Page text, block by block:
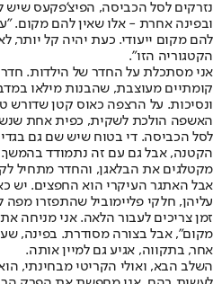
נזרקים לסל הכביסה, הפיצ'פקעס שיש
ובפינה אחרת - אלו שאין להם מקום.
להם מקום ייעודי. כעת יהיה קל יותר,
הקטגוריה הזו".
אני מסתכלת על החדר של הילדות.
קומתיים מעוצבת, שהבנות מילאו
ונסיכות. על הרצפה כאוס קטן שדורש
האשפה הולכת לשקית, כפית אחת
לסל הכביסה. די בטוח שיש שם גם
הקטנה, אבל גם עם זה נתמודד
מקטלגים את הבלאגן, והחדר מתחיל
אבל האתגר העיקרי הוא החפצים. יש
עליהן, חלקי פליימוביל שהתפזרו
זמן צריכים לעבור הלאה. אני מניחה
מקום", אבל בצורה מסודרת. בפינה,
אחר, בתקווה, אגיע גם למיין אותה.
השלב הבא, ואולי הקריטי מבחינתי,